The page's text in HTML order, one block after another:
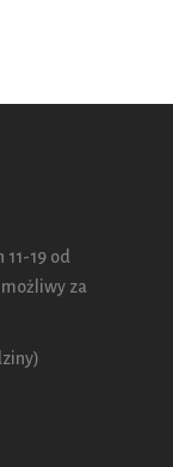
19 od
za